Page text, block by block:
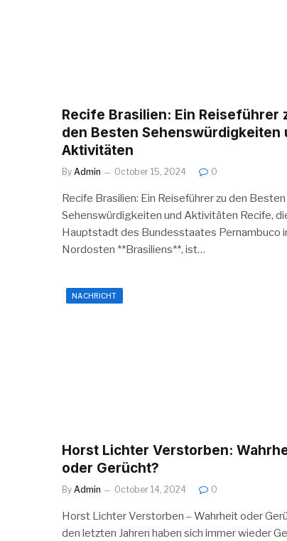
Recife Brasilien: Ein Reiseführer
den Besten Sehenswürdigkeiten
Aktivitäten
By Admin October 15, 2024 0
Recife Brasilien: Ein Reiseführer zu den Besten
Sehenswürdigkeiten und Aktivitäten Recife,
Hauptstadt des Bundesstaates Pernambuco
Nordosten **Brasiliens**, ist…
NACHRICHT
Horst Lichter Verstorben:
oder Gerücht?
By Admin October 14, 2024 0
Horst Lichter Verstorben – Wahrheit oder
den letzten Jahren haben sich immer wieder